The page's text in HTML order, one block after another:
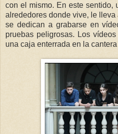
con el mismo. En este sentido,
alrededores donde vive, le
se dedican a grabarse en
pruebas peligrosas. Los
una caja enterrada en la